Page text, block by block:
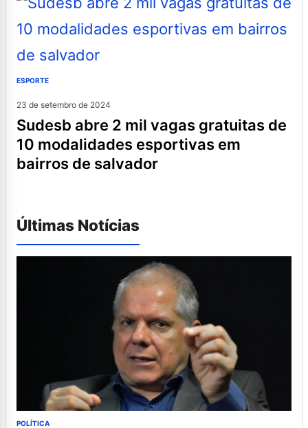
ESPORTE
23 de setembro de 2024
sudesb abre 2 mil vagas gratuitas de
10 modalidades esportivas em
bairros de salvador
Últimas Notícias
POLÍTICA